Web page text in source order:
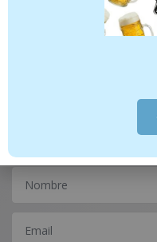
¿Tienes